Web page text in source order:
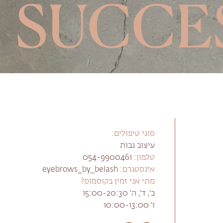
סוגי טיפולים:
עיצוב גבות
טלפון:
אינסטגרם:
מתי אני זמין בקוסמוס?
ב׳, ד׳, ה׳ 15:00-20:30
ו׳ 10:00-13:00